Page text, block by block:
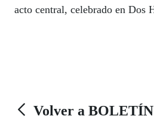
acto central, celebrado en Dos
de España “, dijo.
Volver a BOLETÍN